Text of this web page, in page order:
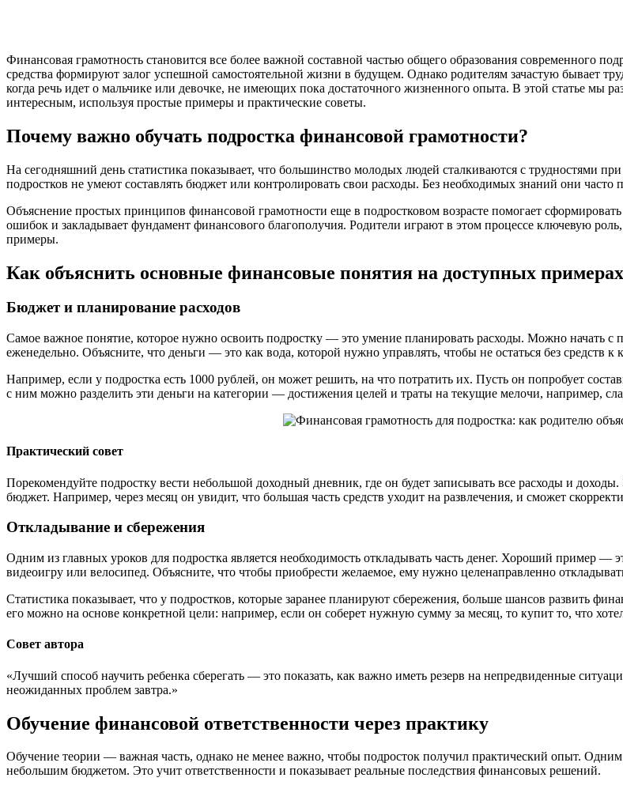
Финансовая грамотность становится все более важной составной частью общего образования современного
средства формируют залог успешной самостоятельной жизни в будущем. Однако родителям зачастую бывает
когда речь идет о мальчике или девочке, не имеющих пока достаточного жизненного опыта. В этой статье мы
интересным, используя простые примеры и практические советы.
Почему важно обучать подростка финансовой грамотности?
На сегодняшний день статистика показывает, что большинство молодых людей сталкиваются с трудностями
подростков не умеют составлять бюджет или контролировать свои расходы. Без необходимых знаний они
Объяснение простых принципов финансовой грамотности еще в подростковом возрасте помогает
ошибок и закладывает фундамент финансового благополучия. Родители играют в этом процессе ключевую
примеры.
Как объяснить основные финансовые понятия на доступных примерах
Бюджет и планирование расходов
Самое важное понятие, которое нужно освоить подростку — это умение планировать расходы. Можно начать
еженедельно. Объясните, что деньги — это как вода, которой нужно управлять, чтобы не остаться без средств к
Например, если у подростка есть 1000 рублей, он может решить, на что потратить их. Пусть он попробует
с ним можно разделить эти деньги на категории — достижения целей и траты на текущие мелочи, например,
Практический совет
Порекомендуйте подростку вести небольшой доходный дневник, где он будет записывать все расходы и
бюджет. Например, через месяц он увидит, что большая часть средств уходит на развлечения, и сможет
Откладывание и сбережения
Одним из главных уроков для подростка является необходимость откладывать часть денег. Хороший пример —
видеоигру или велосипед. Объясните, что чтобы приобрести желаемое, ему нужно целенаправленно
Статистика показывает, что у подростков, которые заранее планируют сбережения, больше шансов развить
его можно на основе конкретной цели: например, если он соберет нужную сумму за месяц, то купит то, что
Совет автора
«Лучший способ научить ребенка сберегать — это показать, как важно иметь резерв на непредвиденные
неожиданных проблем завтра.»
Обучение финансовой ответственности через практику
Обучение теории — важная часть, однако не менее важно, чтобы подросток получил практический опыт.
небольшим бюджетом. Это учит ответственности и показывает реальные последствия финансовых решений.